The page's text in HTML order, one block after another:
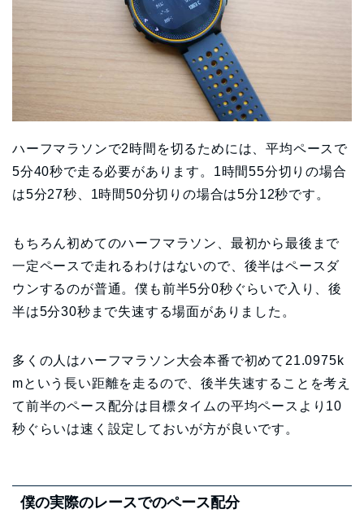
ハーフマラソンで2時間を切るためには、平均ペースで
5分40秒で走る必要があります。1時間55分切りの場合
は5分27秒、1時間50分切りの場合は5分12秒です。
もちろん初めてのハーフマラソン、最初から最後まで
一定ペースで走れるわけはないので、後半はペースダ
ウンするのが普通。僕も前半5分0秒ぐらいで入り、後
半は5分30秒まで失速する場面がありました。
多くの人はハーフマラソン大会本番で初めて21.0975k
mという長い距離を走るので、後半失速することを考え
て前半のペース配分は目標タイムの平均ペースより10
秒ぐらいは速く設定しておいが方が良いです。
僕の実際のレースでのペース配分